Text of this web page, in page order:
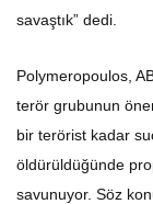
savaştık” dedi.
Polymeropoulos,
terör grubunun
bir terörist kadar
öldürüldüğünde
savunuyor. Söz